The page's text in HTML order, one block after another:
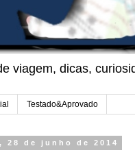
viagem, dicas,
Testado&Aprovado
28 de junho de 2014